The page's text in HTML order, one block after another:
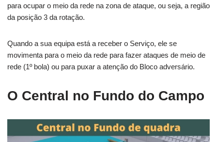
para ocupar o meio da rede na zona de ataque, ou seja, a região
da posição 3 da rotação.
Quando a sua equipa está a receber o Serviço, ele se
movimenta para o meio da rede para fazer ataques de meio de
rede (1º bola) ou para puxar a atenção do Bloco adversário.
O Central no Fundo do Campo